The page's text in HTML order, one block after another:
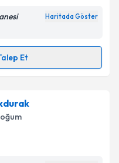
ilişkin
Aydınlatma
verilerimin belirtilen
ediyorum.
Haritada Göster
Et
için randevu takvimi
randevu almanız
e-posta ile